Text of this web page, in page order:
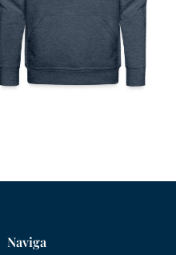
Naviga